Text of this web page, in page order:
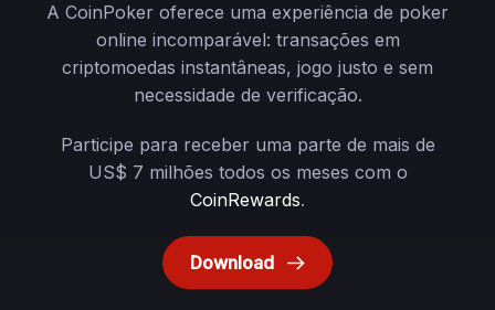
A CoinPoker oferece uma experiência de poker
online incomparável: transações em
criptomoedas instantâneas, jogo justo e sem
necessidade de verificação.
Participe para receber uma parte de mais de
US$ 7 milhões todos os meses com o
CoinRewards.
Download